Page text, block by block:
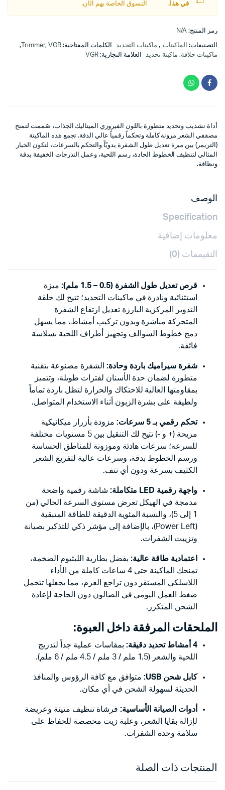
في هذا.
التسوق الخاصة بهم الآن.
رمز المنتج: N/A
التصنيفات: الماكينات , ماكينات التحديد الكلمات المفتاحية: Trimmer, VGR
,
ماكينات حلاقة, ماكينة تحديد العلامة التجارية: VGR
أداة تشذيب وتحديد متطورة باللون الفيروزي الميتاليك الجذاب، صُممت لتمنح
مصففي الشعر مرونة كاملة وتحكماً رقمياً عالي الدقة. تجمع هذه الماكينة
(التريمر) بين ميزة تعديل طول الشفرة يدويّاً والتحكم بالسرعات، لتكون الخيار
المثالي لتنظيف الخطوط الحادة، رسم اللحية، وعمل التدرجات الخفيفة بدقة
ونظافة.
الوصف
Specification
معلومات إضافية
التقيممات (0)
قرص تعديل طول الشفرة (0.5 – 1.5 ملم):
ميزة
استثنائية ونادرة في ماكينات التحديد؛ تتيح لك حلقة
التدوير المركزية البارزة تعديل ارتفاع الشفرة
المتحركة مباشرة وبدون تركيب أمشاط، مما يسهل
دمج خطوط السوالف وتجهيز أطراف اللحية بسلاسة
فائقة.
شفرة سيراميك باردة وحادة: الشفرة مصنوعة بتقنية
متطورة لضمان حدة الأسنان لفترات طويلة، وتتميز
بمقاومتها العالية للاحتكاك والحرارة لتظل باردة تماماً
ولطيفة على بشرة الزبون أثناء الاستخدام المتواصل.
تحكم رقمي بـ 5 سرعات:
مزودة بأزرار ميكانيكية
مريحة (+ و -) تتيح لك التنقيل بين 5 مستويات مختلفة
للسرعة؛ سرعات هادئة وموزونة للمناطق الحساسة
ورسم الخطوط بدقة، وسرعات عالية لتفريغ الشعر
الكثيف بسرعة ودون أي نتف.
واجهة رقمية LED متكاملة:
شاشة رقمية واضحة
مدمجة في الهيكل تعرض مستوى السرعة الحالي (من
1 إلى 5)، والنسبة المئوية الدقيقة للطاقة المتبقية
(Power Left)، بالإضافة إلى مؤشر ذكي للتذكير بصيانة
وتزييت الشفرات.
اعتمادية طاقة عالية: بفضل بطارية الليثيوم الضخمة،
تمنحك الماكينة حتى 4 ساعات كاملة من الأداء
اللاسلكي المستقر دون تراجع العزم، مما يجعلها تتحمل
ضغط العمل اليومي في الصالون دون الحاجة لإعادة
الشحن المتكرر.
الملحقات المرفقة داخل العبوة:
4 أمشاط تحديد دقيقة:
بمقاسات عملية جداً لتدريج
اللحية والشعر (1.5 ملم / 3 ملم / 4.5 ملم / 6 ملم).
كابل شحن USB:
متوافق مع كافة الرؤوس والمنافذ
الحديثة لسهولة الشحن في أي مكان.
أدوات الصيانة الأساسية: فرشاة تنظيف متينة وعريضة
لإزالة بقايا الشعر، وعلبة زيت مخصصة للحفاظ على
سلامة وحدة الشفرات.
المنتجات ذات الصلة